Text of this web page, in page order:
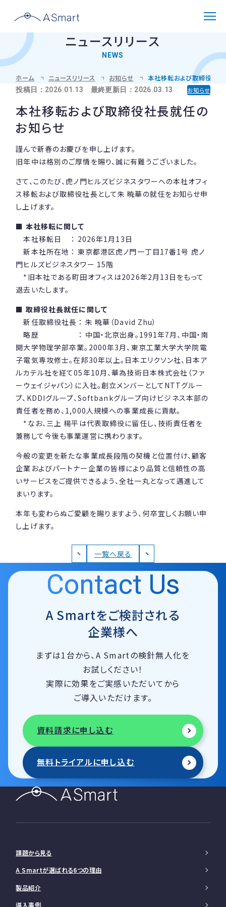
解決できる課題
選ばれる理由
製品紹介
機能と仕様
導入フロー
導入事例
よくある質問
資料請求
ログイン
ニュースリリース
NEWS
ホーム ニュースリリース お知らせ 本社移転および取締役社
投稿日：2026.01.13 最終更新日：2026.03.13 お知らせ
本社移転および取締役社長就任の
お知らせ
謹んで新春のお慶びを申し上げます。
旧年中は格別のご厚情を賜り、誠に有難うございました。
さて、このたび、虎ノ門ヒルズビジネスタワーへの本社オフィ
ス移転および取締役社長として朱 暁華の就任をお知らせ申
し上げます。
■ 本社移転に関して
本社移転日 ： 2026年1月13日
新本社所在地 ： 東京都港区虎ノ門一丁目17番1号 虎ノ
門ヒルズビジネスタワー 15階
*旧本社である町田オフィスは2026年2月13日をもって
退去いたします。
■ 取締役社長就任に関して
新任取締役社長 ： 朱 暁華（David Zhu）
略歴 ： 中国・北京出身。1991年7月、中国・南
開大学物理学部卒業。2000年3月、東京工業大学大学院電
子電気専攻修士。在邦30年以上。日本エリクソン社、日本ア
ルカテル社を経て05年10月、華為技術日本株式会社（ファ
ーウェイジャパン）に入社。創立メンバーとしてNTTグルー
プ、KDDIグループ、Softbankグループ向けビジネス本部の
責任者を務め、1,000人規模への事業成長に貢献。
*なお、三上 楊平は代表取締役に留任し、技術責任者を
兼務して今後も事業運営に携わります。
今般の変更を新たな事業成長段階の契機と位置付け、顧客
企業およびパートナー企業の皆様により品質と信頼性の高
いサービスをご提供できるよう、全社一丸となって邁進して
まいります。
本年も変わらぬご愛顧を賜りますよう、何卒宜しくお願い申
し上げます。
一覧へ戻る
Contact Us
A Smartをご検討される
企業様へ
まずは1台から、A Smartの検針無人化を
お試しください！
実際に効果をご実感いただいてから
ご導入いただけます。
資料請求に申し込む
無料トライアルに申し込む
課題から見る
A Smartが選ばれる6つの理由
製品紹介
導入事例